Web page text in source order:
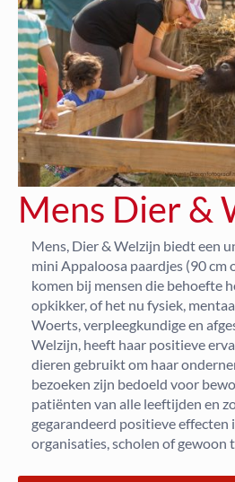
Mens Dier &
Mens, Dier & Welzijn biedt een
mini Appaloosa paardjes (90 cm
komen bij mensen die behoefte
opkikker, of het nu fysiek,
Woerts, verpleegkundige en
Welzijn, heeft haar positieve
dieren gebruikt om haar
bezoeken zijn bedoeld voor
patiënten van alle leeftijden en
gegarandeerd positieve effecten
organisaties, scholen of gewoon